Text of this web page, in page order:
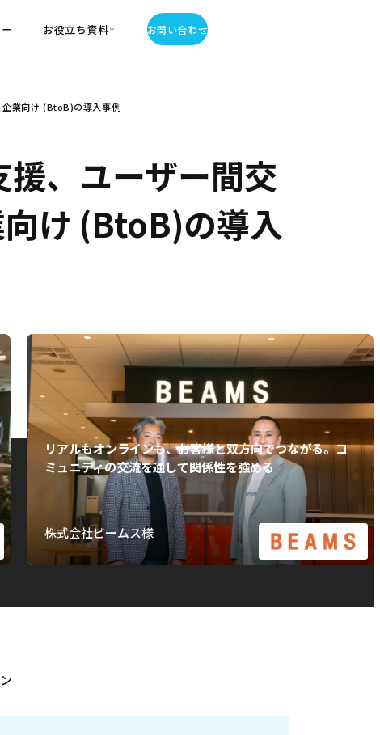
お役立ち資料
・お役立ち資料
お問い合わせ
企業向け (BtoB)の導入事例
、ユーザー間交
け (BtoB)の導入
リアルもオンラインも、お客様と双方向でつながる。コ
ミュニティの交流を通して関係性を強める
株式会社ビームス様